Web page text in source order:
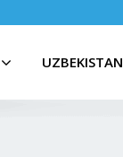
UZBEKISTAN